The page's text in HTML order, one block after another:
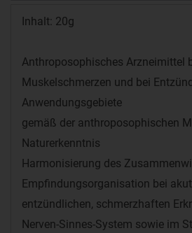
Inhalt: 20g
Anthroposophisches Arzneimittel
Muskelschmerzen und bei
Anwendungsgebiete
gemäß der anthroposophischen
Naturerkenntnis
Harmonisierung des
Empfindungsorganisation bei akut
entzündlichen, schmerzhaften
Nerven-Sinnes-System sowie im